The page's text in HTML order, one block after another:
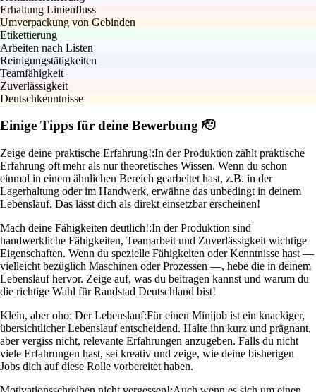
Erhaltung Linienfluss
Umverpackung von Gebinden
Etikettierung
Arbeiten nach Listen
Reinigungstätigkeiten
Teamfähigkeit
Zuverlässigkeit
Deutschkenntnisse
Einige Tipps für deine Bewerbung 🫡
Zeige deine praktische Erfahrung!:In der Produktion zählt praktische
Erfahrung oft mehr als nur theoretisches Wissen. Wenn du schon
einmal in einem ähnlichen Bereich gearbeitet hast, z.B. in der
Lagerhaltung oder im Handwerk, erwähne das unbedingt in deinem
Lebenslauf. Das lässt dich als direkt einsetzbar erscheinen!
Mach deine Fähigkeiten deutlich!:In der Produktion sind
handwerkliche Fähigkeiten, Teamarbeit und Zuverlässigkeit wichtige
Eigenschaften. Wenn du spezielle Fähigkeiten oder Kenntnisse hast —
vielleicht bezüglich Maschinen oder Prozessen —, hebe die in deinem
Lebenslauf hervor. Zeige auf, was du beitragen kannst und warum du
die richtige Wahl für Randstad Deutschland bist!
Klein, aber oho: Der Lebenslauf:Für einen Minijob ist ein knackiger,
übersichtlicher Lebenslauf entscheidend. Halte ihn kurz und prägnant,
aber vergiss nicht, relevante Erfahrungen anzugeben. Falls du nicht
viele Erfahrungen hast, sei kreativ und zeige, wie deine bisherigen
Jobs dich auf diese Rolle vorbereitet haben.